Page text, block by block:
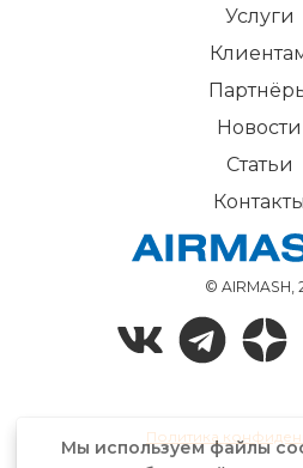
© AIRMASH,
Услуги
Новости
Статьи
Контакты
Политика
Мы используем файлы